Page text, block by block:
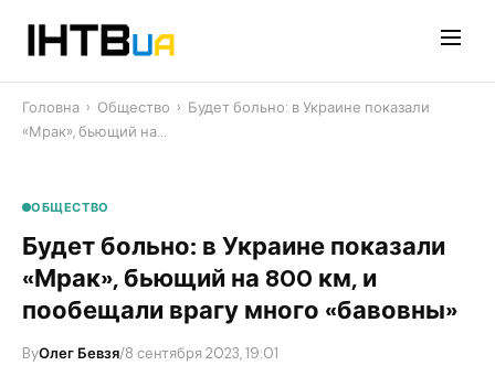
Головна › Общество › ​Будет больно: в Украине показали
«Мрак», бьющий на…
ОБЩЕСТВО
​Будет больно: в Украине показали
«Мрак», бьющий на 800 км, и
пообещали врагу много «бавовны»
ByОлег Бевзя/8 сентября 2023, 19:01